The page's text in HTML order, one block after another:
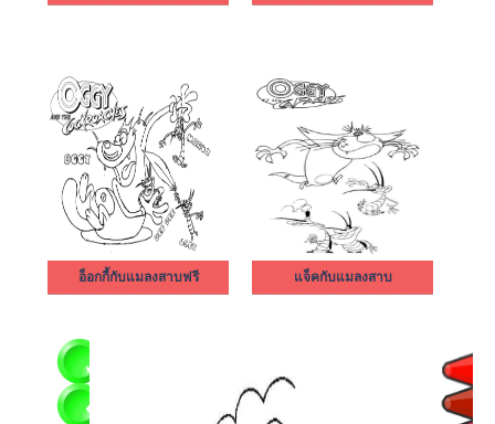
อ็อกกี้กับแมลงสาบฟรี แจ็คกับแมลงสาบ